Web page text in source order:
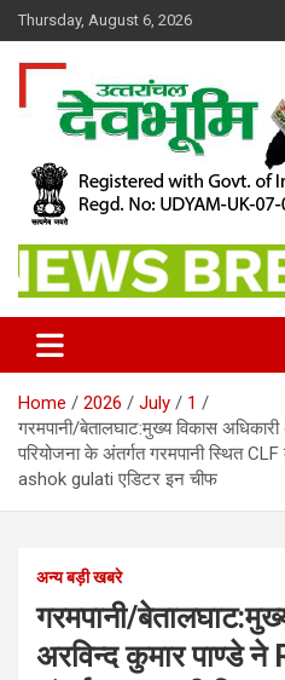
Skip
to
content
Thursday, August 6, 2026
Dev Bhoomi
Home 2026 July
1
गरमपानी/बेतालघाट:मुख्य विकास
परियोजना के अंतर्गत गरमपानी स्थित
ashok gulati एडिटर इन चीफ
अन्य बड़ी खबरे
गरमपानी/
अरविन्द कुमार पाण्डे ने